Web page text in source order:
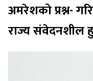
अमरेशको प्रश्न-
राज्य संवेदनशील